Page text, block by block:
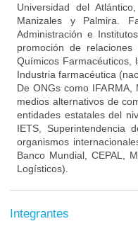
Universidad del
Manizales y Palmira.
Administración e
promoción de
Químicos Farmacéuticos,
Industria farmacéutica
De ONGs como
medios alternativos de
entidades estatales del
IETS, Superintendencia
organismos
Banco Mundial, CEPAL,
Logísticos).
Integrantes